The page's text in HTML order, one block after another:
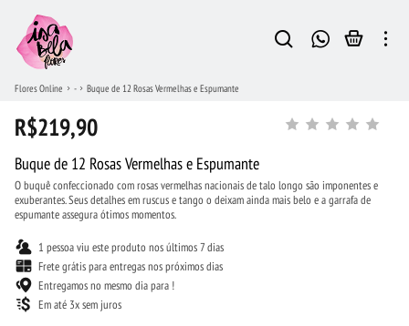
Flores Online - Buque de 12 Rosas Vermelhas e Espumante
R$219,90
Buque de 12 Rosas Vermelhas e Espumante
O buquê confeccionado com rosas vermelhas nacionais de talo longo são imponentes e
exuberantes. Seus detalhes em ruscus e tango o deixam ainda mais belo e a garrafa de
espumante assegura ótimos momentos.
1 pessoa viu este produto nos últimos 7 dias
Frete grátis para entregas nos próximos dias
Entregamos no mesmo dia para !
Em até 3x sem juros